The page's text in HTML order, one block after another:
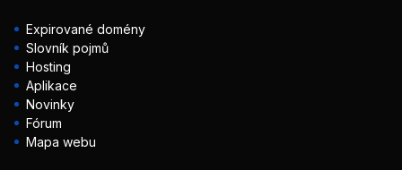
Expirované domény
Slovník pojmů
Hosting
Aplikace
Novinky
Fórum
Mapa webu